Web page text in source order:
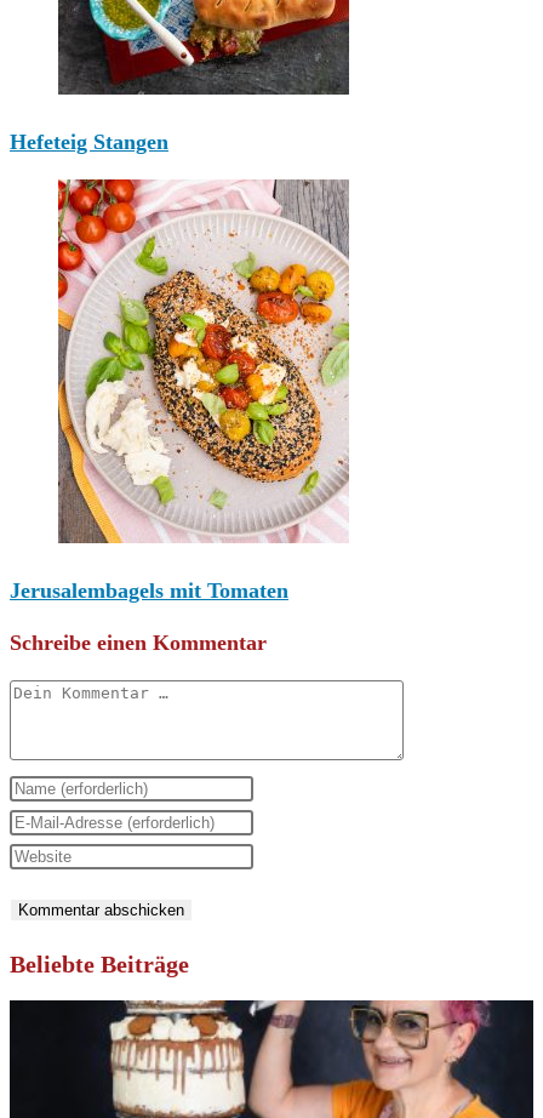
Hefeteig Stangen
Jerusalembagels mit Tomaten
Schreibe einen Kommentar
Kommentar
Gib
deinen
Namen
Benutzernamen
zum
Gib
deine
Mail-
Adresse
Kommentieren
Gib
Website-
URL
Beliebte Beiträge